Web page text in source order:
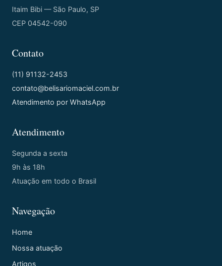
Itaim Bibi — São Paulo, SP
CEP 04542-090
Contato
(11) 91132-2453
contato@belisariomaciel.com.br
Atendimento por WhatsApp
Atendimento
Segunda a sexta
9h às 18h
Atuação em todo o Brasil
Navegação
Home
Nossa atuação
Artigos